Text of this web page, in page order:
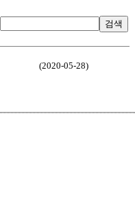
검색
(2020-05-28)